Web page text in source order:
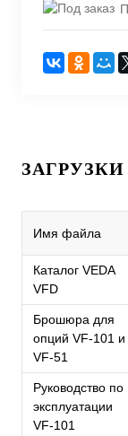
ЗАГРУЗКИ
Имя файла
Каталог VEDA
VFD
Брошюра для
опций VF-101 и
VF-51
Руководство по
эксплуатации
VF-101